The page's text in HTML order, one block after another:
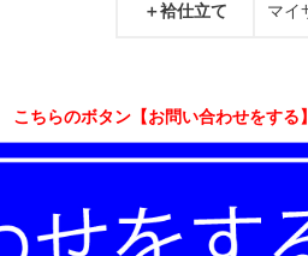
＋袷仕立て
マイ
ちらのボタン【お問い合わせをする